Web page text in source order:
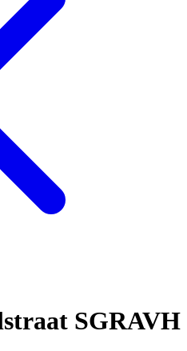
SGRAVH